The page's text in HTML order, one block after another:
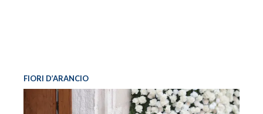
FIORI D’ARANCIO